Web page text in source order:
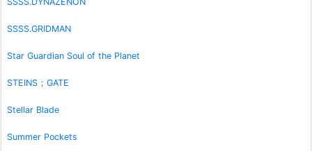
SSSS.GRIDMAN
Star Guardian Soul of the Planet
STEINS；GATE
Stellar Blade
Summer Pockets